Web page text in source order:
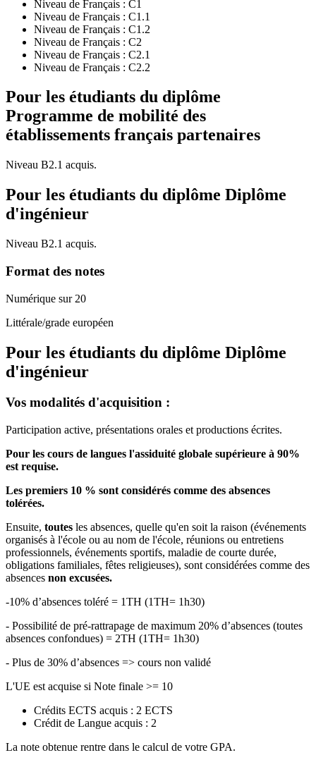
Niveau de Français : C1
Niveau de Français : C1.1
Niveau de Français : C1.2
Niveau de Français : C2
Niveau de Français : C2.1
Niveau de Français : C2.2
Pour les étudiants du diplôme
Programme de mobilité des
établissements français partenaires
Niveau B2.1 acquis.
Pour les étudiants du diplôme Diplôme
d'ingénieur
Niveau B2.1 acquis.
Format des notes
Numérique sur 20
Littérale/grade européen
Pour les étudiants du diplôme Diplôme
d'ingénieur
Vos modalités d'acquisition :
Participation active, présentations orales et productions écrites.
Pour les cours de langues l'assiduité globale supérieure à 90%
est requise.
Les premiers 10 % sont considérés comme des absences
tolérées.
Ensuite, toutes les absences, quelle qu'en soit la raison (événements
organisés à l'école ou au nom de l'école, réunions ou entretiens
professionnels, événements sportifs, maladie de courte durée,
obligations familiales, fêtes religieuses), sont considérées comme des
absences non excusées.
-10% d’absences toléré = 1TH (1TH= 1h30)
- Possibilité de pré-rattrapage de maximum 20% d’absences (toutes
absences confondues) = 2TH (1TH= 1h30)
- Plus de 30% d’absences => cours non validé
L'UE est acquise si Note finale >= 10
Crédits ECTS acquis : 2 ECTS
Crédit de Langue acquis : 2
La note obtenue rentre dans le calcul de votre GPA.